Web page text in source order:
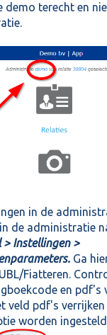
demo terecht en
in de
de administratie
> Instellingen >
Ga
Fiatteren.
en pdf's
veld pdf's
worden